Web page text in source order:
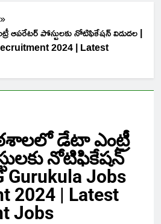
ఆపరేటర్ పోస్టులకు నోటిఫికేషన్ విడుదల |
2024 | Latest
డేటా ఎంట్రీ
నోటిఫికేషన్
Gurukula Jobs
2024 | Latest
Jobs